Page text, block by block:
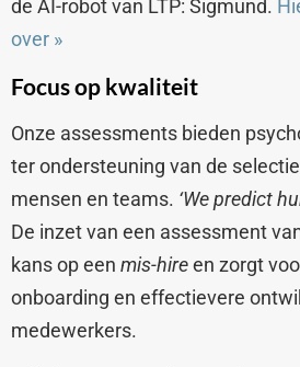
de AI-robot van LTP: Sigmund.
over »
Focus op kwaliteit
Onze assessments bieden
ter ondersteuning van de
mensen en teams. ‘We predict
De inzet van een assessment
kans op een mis-hireen zorgt
onboarding en effectievere
medewerkers.